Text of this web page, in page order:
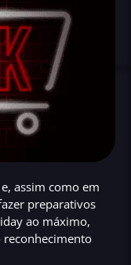
assim como em
preparativos
ao máximo,
reconhecimento